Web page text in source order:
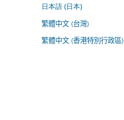
日本語 (日本)
繁體中文 (台灣)
繁體中文 (香港特別行政區)